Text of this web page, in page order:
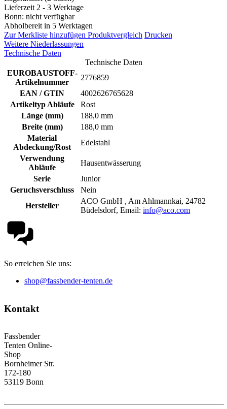
Lieferzeit 2 - 3 Werktage
Bonn: nicht verfügbar
Abholbereit in 5 Werktagen
Zur Merkliste hinzufügen Produktvergleich Drucken
Weitere Niederlassungen
Technische Daten
Technische Daten
EUROBAUSTOFF-
Artikelnummer
2776859
EAN / GTIN
4002626765628
Artikeltyp Abläufe
Rost
Länge (mm)
188,0 mm
Breite (mm)
188,0 mm
Material
Abdeckung/Rost
Edelstahl
Verwendung
Abläufe
Hausentwässerung
Serie
Junior
Geruchsverschluss
Nein
Hersteller
ACO GmbH , Am Ahlmannkai, 24782
Büdelsdorf, Email: info@aco.com
So erreichen Sie uns:
shop@fassbender-tenten.de
Kontakt
Fassbender
Tenten Online-
Shop
Bornheimer Str.
172-180
53119 Bonn